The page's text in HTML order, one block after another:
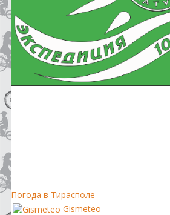
Погода в Тирасполе
Gismeteo